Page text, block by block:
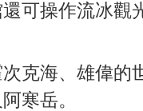
可操作流冰觀
克海、雄偉的
寒岳。